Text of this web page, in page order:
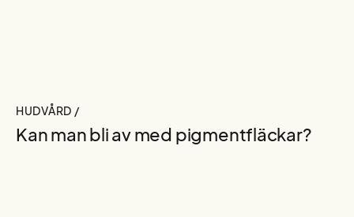
HUDVÅRD /
Kan man bli av med pigmentfläckar?